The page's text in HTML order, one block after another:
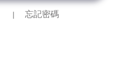
忘記密碼